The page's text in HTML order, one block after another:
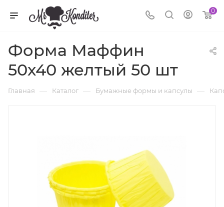
0
Форма Маффин
50х40 желтый 50 шт
Главная — Каталог — Бумажные формы и капсулы —